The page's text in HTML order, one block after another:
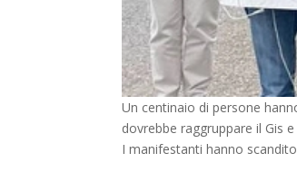
Un centinaio di persone
dovrebbe raggruppare il Gis
I manifestanti hanno